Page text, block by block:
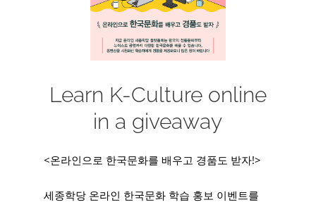
Learn K-Culture online
in a giveaway
<온라인으로 한국문화를 배우고 경품도 받자!>
세종학당 온라인 한국문화 학습 홍보 이벤트를